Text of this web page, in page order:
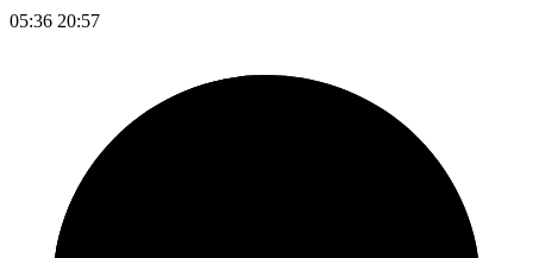
05:36 20:57